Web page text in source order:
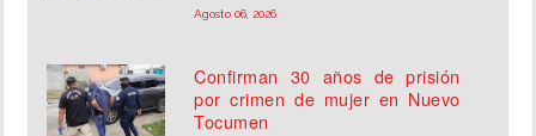
Agosto 06, 2026
Confirman 30 años de prisión
por crimen de mujer en Nuevo
Tocumen